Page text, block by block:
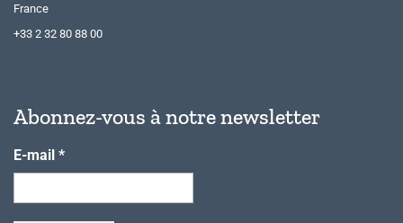
France
+33 2 32 80 88 00
Abonnez-vous à notre newsletter
E-mail *